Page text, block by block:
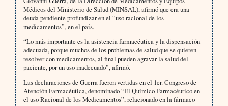
Médicos del Ministerio de Salud (MINSAL), afirmó que era una
deuda pendiente profundizar en el “uso racional de los
medicamentos”, en el país.
“Lo más importante es la asistencia farmacéutica y la dispensación
adecuada, porque muchos de los problemas de salud que se quieren
resolver con medicamentos, al final pueden agravar la salud del
paciente, por un uso inadecuado”, afirmó.
Las declaraciones de Guerra fueron vertidas en el 1er. Congreso de
Atención Farmacéutica, denominado “El Químico Farmacéutico en
el uso Racional de los Medicamentos”, relacionado en la fármaco